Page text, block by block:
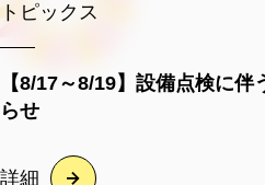
トピックス
【8/17～8/19】設備点検に伴
らせ
詳細